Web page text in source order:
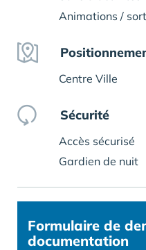
Animations /
Centre Ville
Sécurité
Accès sécurisé
Gardien de nuit
Formulaire de
documentation